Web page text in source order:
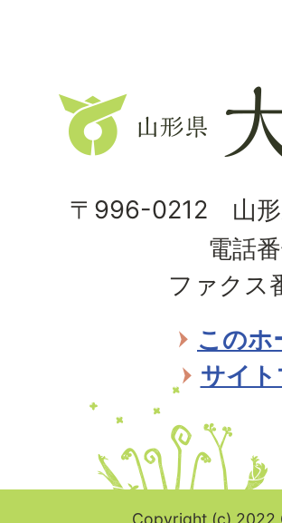
山
形
大
〒996-0212 山形
電話
ファクス
このホ
サイ
Copyright (c) 2022